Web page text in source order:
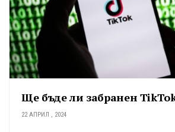
Ще бъде ли забранен
22 АПРИЛ , 2024